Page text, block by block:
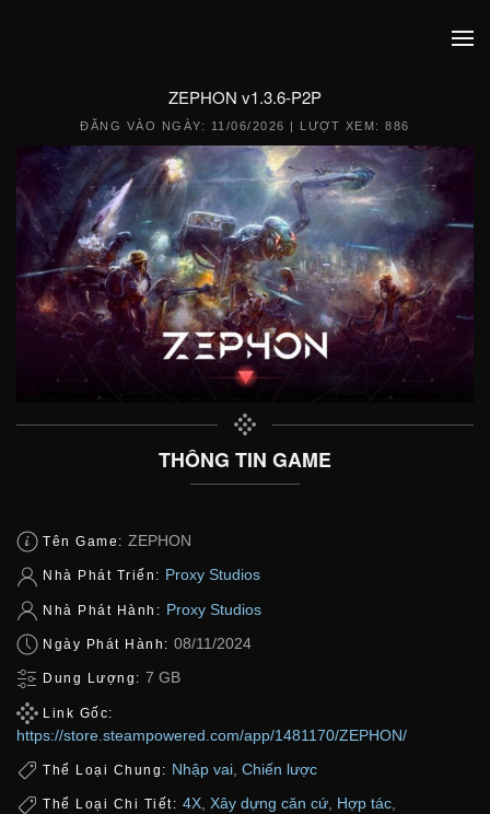
ZEPHON v1.3.6-P2P
ĐĂNG VÀO NGÀY: 11/06/2026 | LƯỢT XEM: 886
THÔNG TIN GAME
Tên Game: ZEPHON
Nhà Phát Triển: Proxy Studios
Nhà Phát Hành: Proxy Studios
Ngày Phát Hành: 08/11/2024
Dung Lượng: 7 GB
Link Gốc:
https://store.steampowered.com/app/1481170/ZEPHON/
Thể Loại Chung: Nhập vai Chiến lược
Thể Loại Chi Tiết: 4X, Xây dựng căn cứ, Hợp tác,